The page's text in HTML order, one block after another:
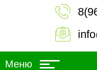
Меню